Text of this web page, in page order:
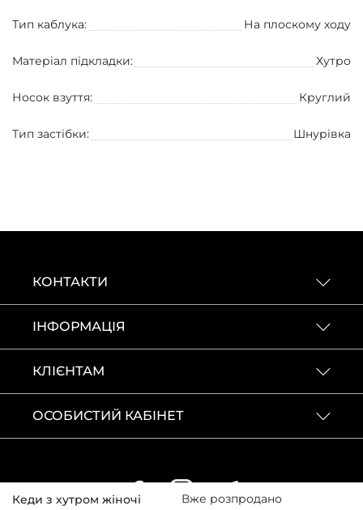
Кеди з хутром жіночі Вже розпродано
Тип каблука: На плоскому ходу
Матеріал підкладки: Хутро
Носок взуття: Круглий
Тип застібки: Шнурівка
КОНТАКТИ
ІНФОРМАЦІЯ
КЛІЄНТАМ
ОСОБИСТИЙ КАБІНЕТ